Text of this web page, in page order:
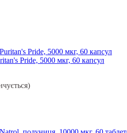
Pride, 5000 мкг, 60 капсул